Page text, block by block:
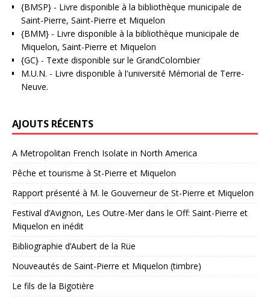
{BMSP} - Livre disponible à la bibliothèque municipale de
Saint-Pierre, Saint-Pierre et Miquelon
{BMM} - Livre disponible à la bibliothèque municipale de
Miquelon, Saint-Pierre et Miquelon
{GC} - Texte disponible sur le GrandColombier
M.U.N. - Livre disponible à l'université Mémorial de Terre-
Neuve.
AJOUTS RÉCENTS
A Metropolitan French Isolate in North America
Pêche et tourisme à St-Pierre et Miquelon
Rapport présenté à M. le Gouverneur de St-Pierre et Miquelon
Festival d’Avignon, Les Outre-Mer dans le Off: Saint-Pierre et
Miquelon en inédit
Bibliographie d’Aubert de la Rüe
Nouveautés de Saint-Pierre et Miquelon (timbre)
Le fils de la Bigotière